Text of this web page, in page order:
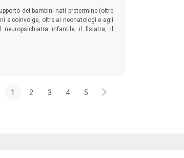
dei bambini nati pretermine (oltre
e coinvolge, oltre ai neonatologi e agli
infantile, il fisiatra, il
1 2 3 4 5